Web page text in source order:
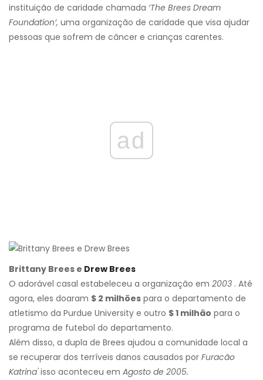
instituição de caridade chamada ‘The Brees Dream
Foundation’, uma organização de caridade que visa ajudar
pessoas que sofrem de câncer e crianças carentes.
ad
Brittany Brees e Drew Brees
O adorável casal estabeleceu a organização em 2003 . Até
agora, eles doaram $ 2 milhões para o departamento de
atletismo da Purdue University e outro $ 1 milhão para o
programa de futebol do departamento.
Além disso, a dupla de Brees ajudou a comunidade local a
se recuperar dos terríveis danos causados ​​por Furacão
Katrina'isso aconteceu em Agosto de 2005.